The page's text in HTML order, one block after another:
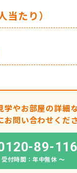
当たり）
学やお部屋の詳細
お問い合わせくだ
89-
受付時間：年中無休 〜